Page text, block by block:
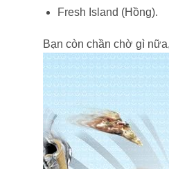
Fresh Island (Hồng).
Bạn còn chần chờ gì